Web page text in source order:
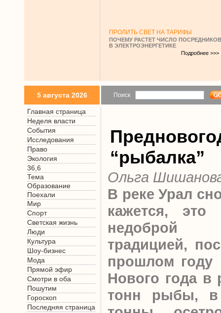
ПРОЛИТЬ СВЕТ НА ТАРИФЫ
ПОЧЕМУ РАСТЕТ ЧИСЛО ПОСРЕДНИКОВ
В ЭЛЕКТРОЭНЕРГЕТИКЕ
Подробнее >>>
5 августа 2026 Поиск
Главная страница
Неделя власти
События
Исследования
Право
Экология
36,6
Тема
Образование
Поехали
Мир
Спорт
Светская жизнь
Люди
Культура
Шоу-бизнес
Мода
Прямой эфир
Смотри в оба
Пошутим
Гороскоп
Последняя страница
“рыбалка”
Ольга
В реке Урал
кажется, это
недоброй
традицией,
прошлом году
Нового года в
тонн рыбы, в